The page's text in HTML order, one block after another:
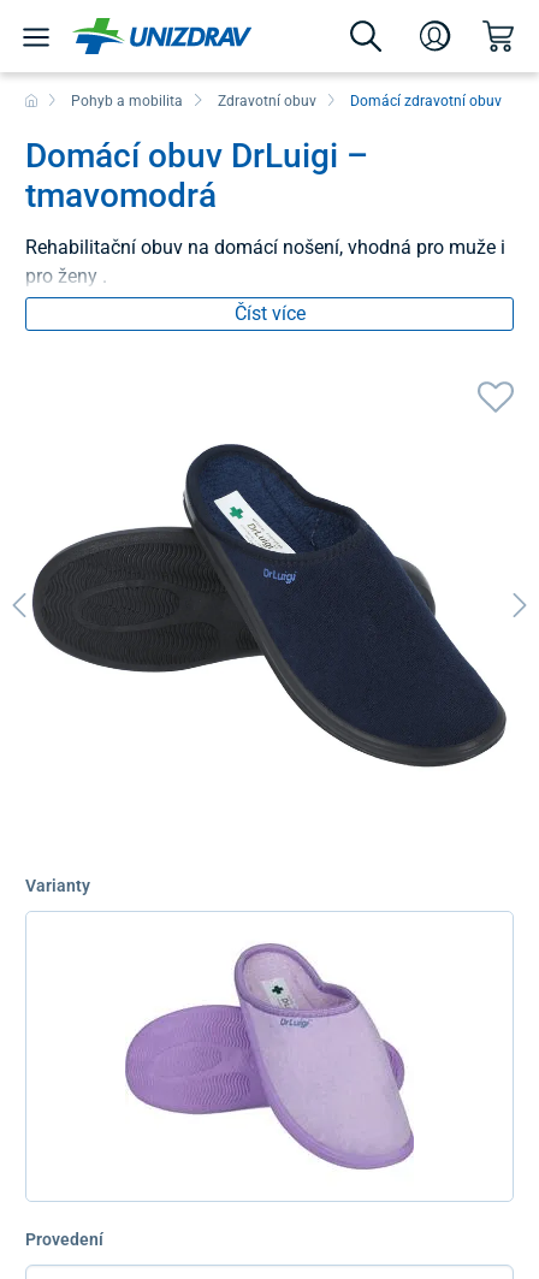
Pohyb a mobilita Zdravotní obuv Domácí zdravotní obuv
Domácí obuv DrLuigi –
tmavomodrá
Rehabilitační obuv na domácí nošení, vhodná pro muže i
pro ženy .
Číst více
Varianty
Provedení